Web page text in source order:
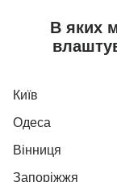
В яких
Київ
Одеса
Вінниця
Запоріжжя